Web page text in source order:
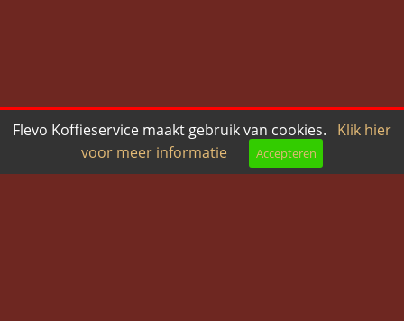
Flevo Koffieservice maakt gebruik van cookies.
Klik hier
voor meer informatie
Accepteren